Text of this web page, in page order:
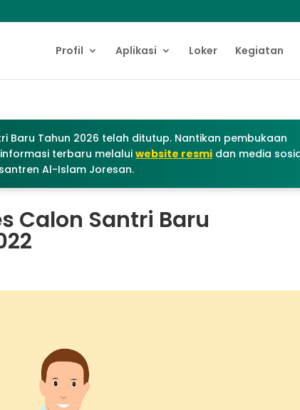
Profil Aplikasi Loker Kegiatan
Baru Tahun 2026 telah ditutup. Nantikan pembukaan
terbaru melaluiwebsite resmi dan media
Al-Islam Joresan.
Calon Santri Baru